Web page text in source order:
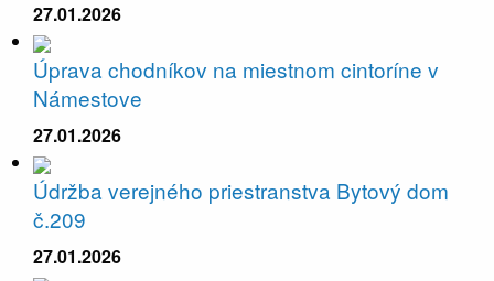
27.01.2026
Úprava chodníkov na miestnom cintoríne v
Námestove
27.01.2026
Údržba verejného priestranstva Bytový dom
č.209
27.01.2026